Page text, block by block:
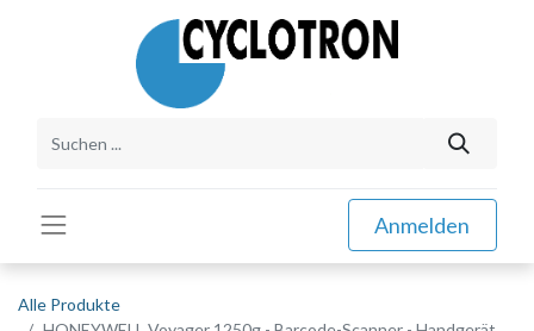
Anmelden
Alle Produkte